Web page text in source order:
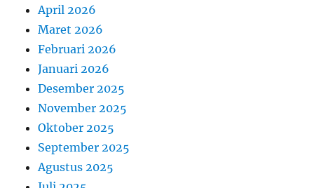
April 2026
Maret 2026
Februari 2026
Januari 2026
Desember 2025
November 2025
Oktober 2025
September 2025
Agustus 2025